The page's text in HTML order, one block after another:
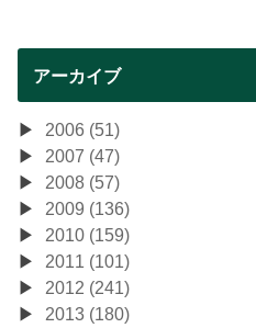
アーカイブ
2006 (51)
2007 (47)
2008 (57)
2009 (136)
2010 (159)
2011 (101)
2012 (241)
2013 (180)